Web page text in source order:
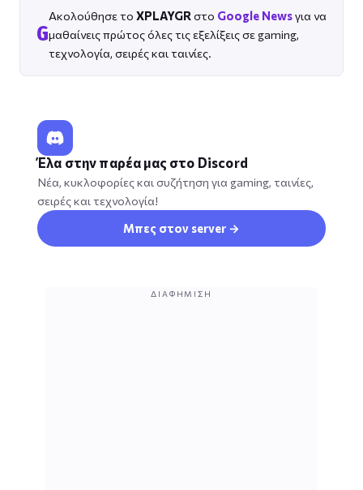
G
Ακολούθησε το XPLAYGR στο Google Newsγια να
μαθαίνεις πρώτος όλες τις εξελίξεις σε gaming,
τεχνολογία, σειρές και ταινίες.
Έλα στην παρέα μας στο Discord
Νέα, κυκλοφορίες και συζήτηση για gaming, ταινίες,
σειρές και τεχνολογία!
Μπες στον server →
ΔΙΑΦΉΜΙΣΗ